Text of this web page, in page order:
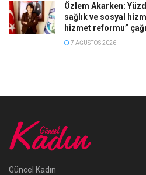
Özlem Akarken:
sağlık ve sosyal
hizmet reformu”
7 AĞUSTOS 2026
Güncel Kadın